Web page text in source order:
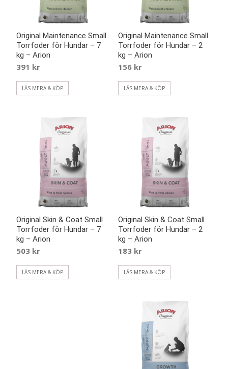
Original Maintenance Small
Torrfoder för Hundar – 7
kg – Arion
391 kr
LÄS MERA & KÖP
Original Maintenance Small
Torrfoder för Hundar – 2
kg – Arion
156 kr
LÄS MERA & KÖP
Original Skin & Coat Small
Torrfoder för Hundar – 7
kg – Arion
503 kr
LÄS MERA & KÖP
Original Skin & Coat Small
Torrfoder för Hundar – 2
kg – Arion
183 kr
LÄS MERA & KÖP